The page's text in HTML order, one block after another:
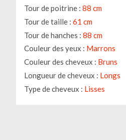
Tour de poitrine : 88 cm
Tour de taille : 61 cm
Tour de hanches : 88 cm
Couleur des yeux : Marrons
Couleur des cheveux : Bruns
Longueur de cheveux : Longs
Type de cheveux : Lisses
Gestion des cookies
Nous utilisons des cookies qui facilitent
améliorent la performance et la sécurité